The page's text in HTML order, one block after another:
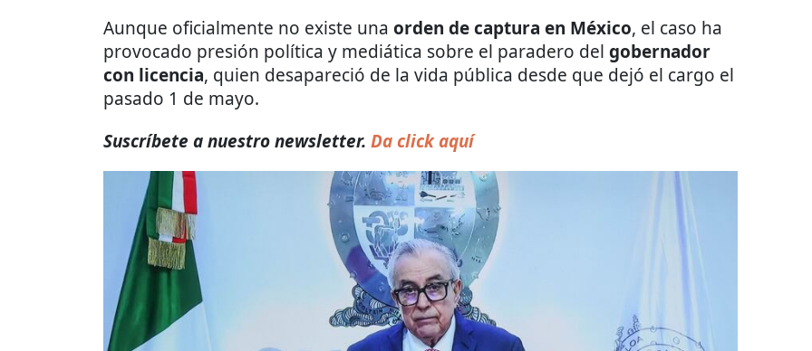
Aunque oficialmente no existe una orden de captura en México, el caso ha
provocado presión política y mediática sobre el paradero del gobernador
con licencia, quien desapareció de la vida pública desde que dejó el cargo el
pasado 1 de mayo.
Suscríbete a nuestro newsletter. Da click aquí